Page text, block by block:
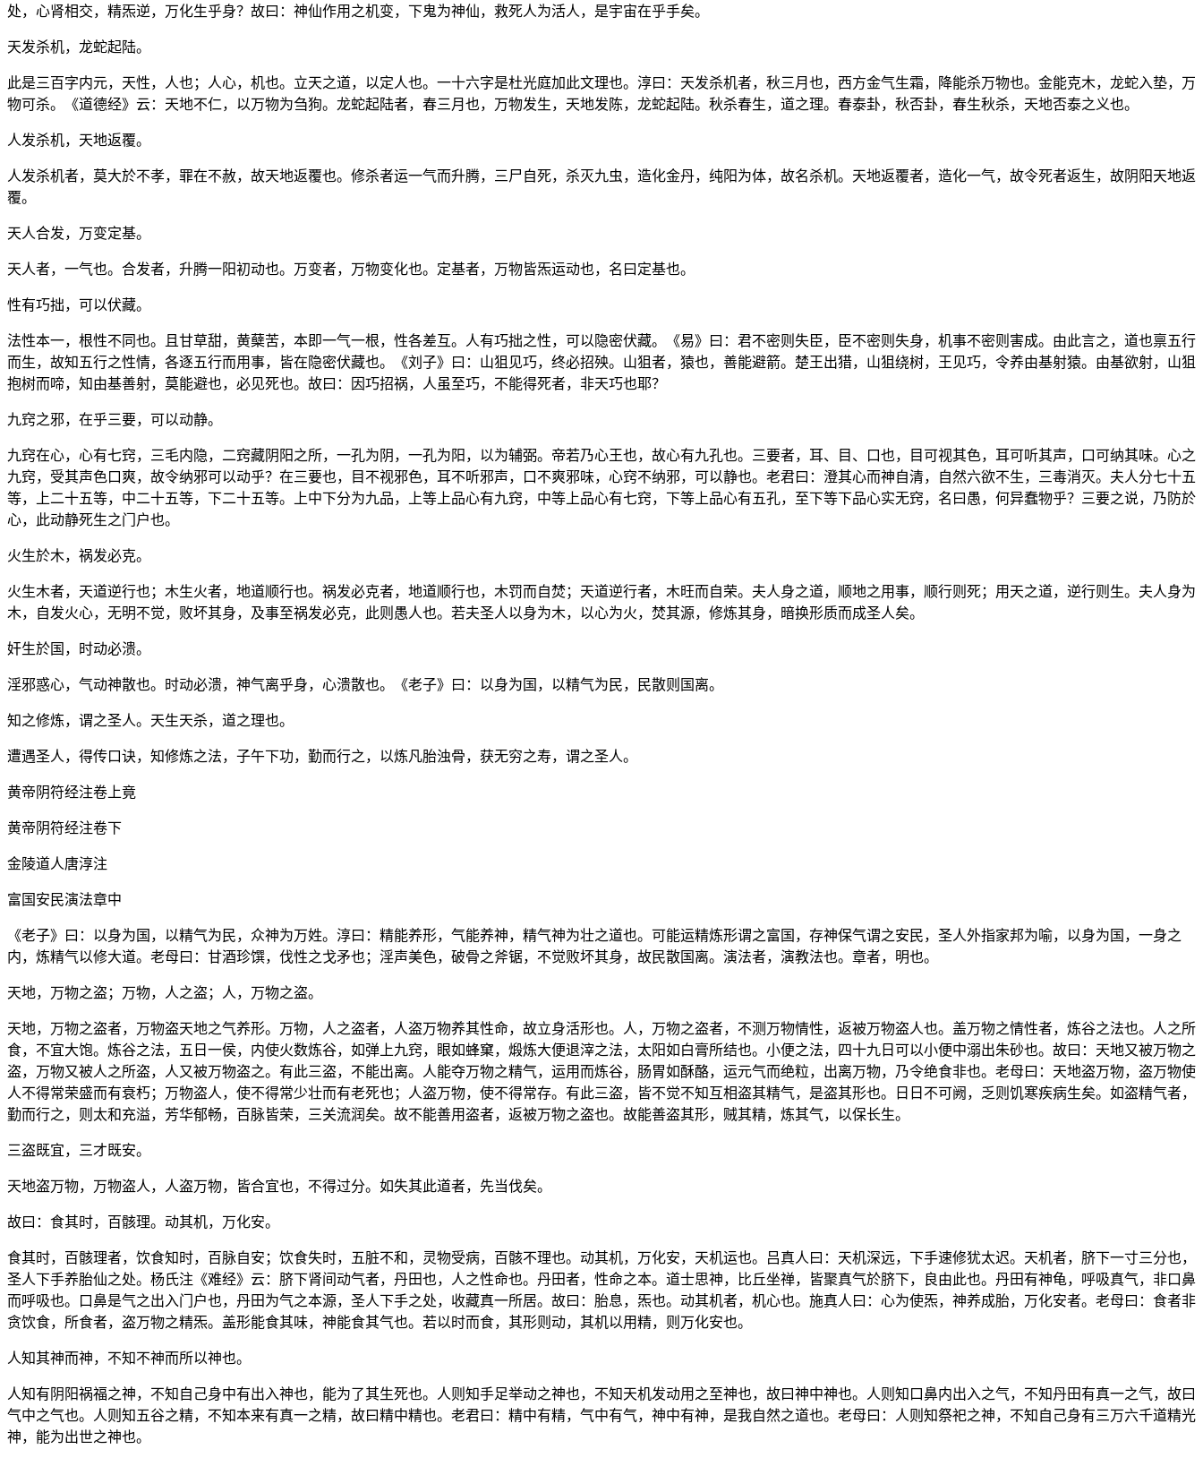
处，心肾相交，精炁逆，万化生乎身？故曰：神仙作用之机变，下鬼为神仙，救死人为活人，是宇宙在乎手矣。
天发杀机，龙蛇起陆。
此是三百字内元，天性，人也；人心，机也。立天之道，以定人也。一十六字是杜光庭加此文理也。淳曰：天发杀机者，秋三月也，西方金气生霜，降能杀万物也。金能克木，龙蛇入垫，万
物可杀。《道德经》云：天地不仁，以万物为刍狗。龙蛇起陆者，春三月也，万物发生，天地发陈，龙蛇起陆。秋杀春生，道之理。春泰卦，秋否卦，春生秋杀，天地否泰之义也。
人发杀机，天地返覆。
人发杀机者，莫大於不孝，罪在不赦，故天地返覆也。修杀者运一气而升腾，三尸自死，杀灭九虫，造化金丹，纯阳为体，故名杀机。天地返覆者，造化一气，故令死者返生，故阴阳天地返
覆。
天人合发，万变定基。
天人者，一气也。合发者，升腾一阳初动也。万变者，万物变化也。定基者，万物皆炁运动也，名曰定基也。
性有巧拙，可以伏藏。
法性本一，根性不同也。且甘草甜，黄蘖苦，本即一气一根，性各差互。人有巧拙之性，可以隐密伏藏。《易》曰：君不密则失臣，臣不密则失身，机事不密则害成。由此言之，道也禀五行
而生，故知五行之性情，各逐五行而用事，皆在隐密伏藏也。《刘子》曰：山狙见巧，终必招殃。山狙者，猿也，善能避箭。楚王出猎，山狙绕树，王见巧，令养由基射猿。由基欲射，山狙
抱树而啼，知由基善射，莫能避也，必见死也。故曰：因巧招祸，人虽至巧，不能得死者，非天巧也耶？
九窍之邪，在乎三要，可以动静。
九窍在心，心有七窍，三毛内隐，二窍藏阴阳之所，一孔为阴，一孔为阳，以为辅弼。帝若乃心王也，故心有九孔也。三要者，耳、目、口也，目可视其色，耳可听其声，口可纳其味。心之
九窍，受其声色口爽，故令纳邪可以动乎？在三要也，目不视邪色，耳不听邪声，口不爽邪味，心窍不纳邪，可以静也。老君曰：澄其心而神自清，自然六欲不生，三毒消灭。夫人分七十五
等，上二十五等，中二十五等，下二十五等。上中下分为九品，上等上品心有九窍，中等上品心有七窍，下等上品心有五孔，至下等下品心实无窍，名曰愚，何异蠢物乎？三要之说，乃防於
心，此动静死生之门户也。
火生於木，祸发必克。
火生木者，天道逆行也；木生火者，地道顺行也。祸发必克者，地道顺行也，木罚而自焚；天道逆行者，木旺而自荣。夫人身之道，顺地之用事，顺行则死；用天之道，逆行则生。夫人身为
木，自发火心，无明不觉，败坏其身，及事至祸发必克，此则愚人也。若夫圣人以身为木，以心为火，焚其源，修炼其身，暗换形质而成圣人矣。
奸生於国，时动必溃。
淫邪惑心，气动神散也。时动必溃，神气离乎身，心溃散也。《老子》曰：以身为国，以精气为民，民散则国离。
知之修炼，谓之圣人。天生天杀，道之理也。
遭遇圣人，得传口诀，知修炼之法，子午下功，勤而行之，以炼凡胎浊骨，获无穷之寿，谓之圣人。
黄帝阴符经注卷上竟
黄帝阴符经注卷下
金陵道人唐淳注
富国安民演法章中
《老子》曰：以身为国，以精气为民，众神为万姓。淳曰：精能养形，气能养神，精气神为壮之道也。可能运精炼形谓之富国，存神保气谓之安民，圣人外指家邦为喻，以身为国，一身之
内，炼精气以修大道。老母曰：甘酒珍馔，伐性之戈矛也；淫声美色，破骨之斧锯，不觉败坏其身，故民散国离。演法者，演教法也。章者，明也。
天地，万物之盗；万物，人之盗；人，万物之盗。
天地，万物之盗者，万物盗天地之气养形。万物，人之盗者，人盗万物养其性命，故立身活形也。人，万物之盗者，不测万物情性，返被万物盗人也。盖万物之情性者，炼谷之法也。人之所
食，不宜大饱。炼谷之法，五日一侯，内使火数炼谷，如弹上九窍，眼如蜂窠，煅炼大便退滓之法，太阳如白膏所结也。小便之法，四十九日可以小便中溺出朱砂也。故曰：天地又被万物之
盗，万物又被人之所盗，人又被万物盗之。有此三盗，不能出离。人能夺万物之精气，运用而炼谷，肠胃如酥酪，运元气而绝粒，出离万物，乃令绝食非也。老母曰：天地盗万物，盗万物使
人不得常荣盛而有衰朽；万物盗人，使不得常少壮而有老死也；人盗万物，使不得常存。有此三盗，皆不觉不知互相盗其精气，是盗其形也。日日不可阙，乏则饥寒疾病生矣。如盗精气者，
勤而行之，则太和充溢，芳华郁畅，百脉皆荣，三关流润矣。故不能善用盗者，返被万物之盗也。故能善盗其形，贼其精，炼其气，以保长生。
三盗既宜，三才既安。
天地盗万物，万物盗人，人盗万物，皆合宜也，不得过分。如失其此道者，先当伐矣。
故曰：食其时，百骸理。动其机，万化安。
食其时，百骸理者，饮食知时，百脉自安；饮食失时，五脏不和，灵物受病，百骸不理也。动其机，万化安，天机运也。吕真人曰：天机深远，下手速修犹太迟。天机者，脐下一寸三分也，
圣人下手养胎仙之处。杨氏注《难经》云：脐下肾间动气者，丹田也，人之性命也。丹田者，性命之本。道士思神，比丘坐禅，皆聚真气於脐下，良由此也。丹田有神龟，呼吸真气，非口鼻
而呼吸也。口鼻是气之出入门户也，丹田为气之本源，圣人下手之处，收藏真一所居。故曰：胎息，炁也。动其机者，机心也。施真人曰：心为使炁，神养成胎，万化安者。老母曰：食者非
贪饮食，所食者，盗万物之精炁。盖形能食其味，神能食其气也。若以时而食，其形则动，其机以用精，则万化安也。
人知其神而神，不知不神而所以神也。
人知有阴阳祸福之神，不知自己身中有出入神也，能为了其生死也。人则知手足举动之神也，不知天机发动用之至神也，故曰神中神也。人则知口鼻内出入之气，不知丹田有真一之气，故曰
气中之气也。人则知五谷之精，不知本来有真一之精，故曰精中精也。老君曰：精中有精，气中有气，神中有神，是我自然之道也。老母曰：人则知祭祀之神，不知自己身有三万六千道精光
神，能为出世之神也。